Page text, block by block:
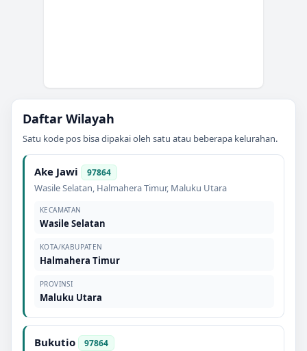
Daftar Wilayah
Satu kode pos bisa dipakai oleh satu atau beberapa kelurahan.
Ake Jawi 97864
Wasile Selatan, Halmahera Timur, Maluku Utara
KECAMATAN
Wasile Selatan
KOTA/KABUPATEN
Halmahera Timur
PROVINSI
Maluku Utara
Bukutio 97864